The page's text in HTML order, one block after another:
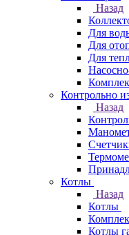
Назад
Для
Для
Для
Контрольно
Назад
Котлы
Назад
Котлы
Котлы